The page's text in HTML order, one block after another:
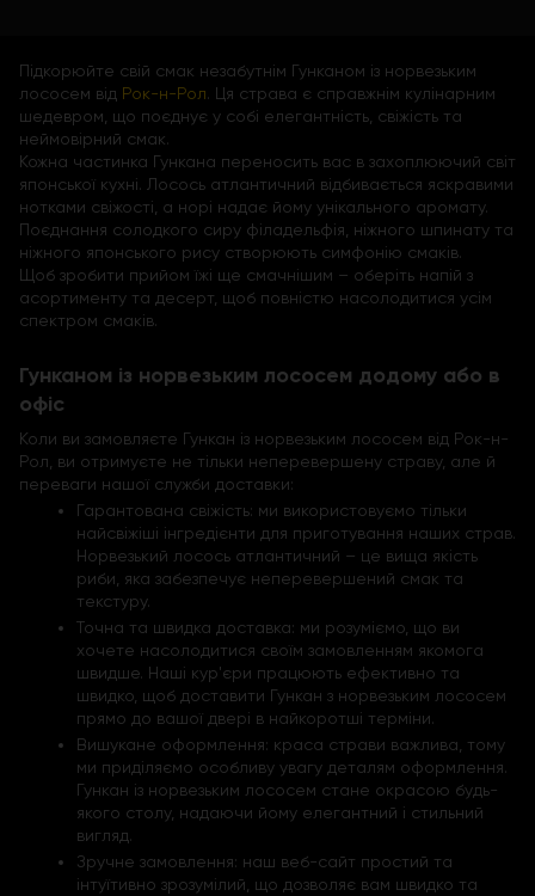
Підкорюйте свій смак незабутнім Гунканом із норвезьким
лососем від Рок-н-Рол. Ця страва є справжнім кулінарним
шедевром, що поєднує у собі елегантність, свіжість та
неймовірний смак.
Кожна частинка Гункана переносить вас в захоплюючий світ
японської кухні. Лосось атлантичний відбивається яскравими
нотками свіжості, а норі надає йому унікального аромату.
Поєднання солодкого сиру філадельфія, ніжного шпинату та
ніжного японського рису створюють симфонію смаків.
Щоб зробити прийом їжі ще смачнішим – оберіть напій з
асортименту та десерт, щоб повністю насолодитися усім
спектром смаків.
Гунканом із норвезьким лососем додому або в
офіс
Коли ви замовляєте Гункан із норвезьким лососем від Рок-н-
Рол, ви отримуєте не тільки неперевершену страву, але й
переваги нашої служби доставки:
Гарантована свіжість: ми використовуємо тільки
найсвіжіші інгредієнти для приготування наших страв.
Норвезький лосось атлантичний – це вища якість
риби, яка забезпечує неперевершений смак та
текстуру.
Точна та швидка доставка: ми розуміємо, що ви
хочете насолодитися своїм замовленням якомога
швидше. Наші кур'єри працюють ефективно та
швидко, щоб доставити Гункан з норвезьким лососем
прямо до вашої двері в найкоротші терміни.
Вишукане оформлення: краса страви важлива, тому
ми приділяємо особливу увагу деталям оформлення.
Гункан із норвезьким лососем стане окрасою будь-
якого столу, надаючи йому елегантний і стильний
вигляд.
Зручне замовлення: наш веб-сайт простий та
інтуїтивно зрозумілий, що дозволяє вам швидко та